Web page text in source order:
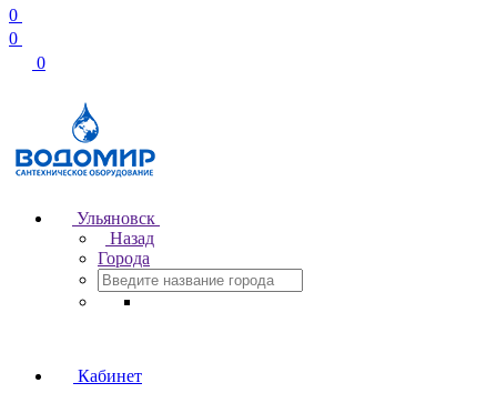
0
0
0
Ульяновск
Назад
Города
Кабинет